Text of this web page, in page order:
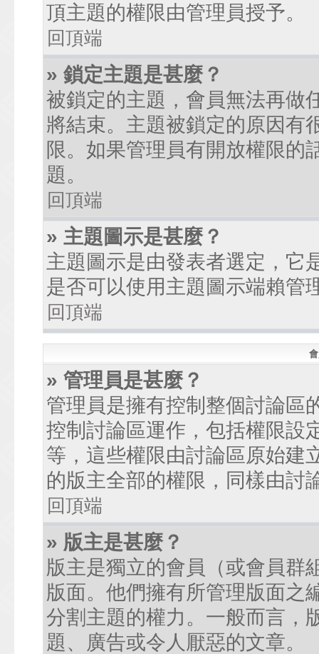
頂主題的權限由管理員授予。
回頂端
» 鎖定主題是甚麼？
被鎖定的主題，會員無法再做
將結束。主題被鎖定的原因有
限。如果管理員有開放權限的
題。
回頂端
» 主題圖示是甚麼？
主題圖示是由發表者選定，它
是否可以使用主題圖示端賴管
回頂端
» 管理員是甚麼？
管理員是擁有控制整個討論區
控制討論區運作，包括權限設
等，這些權限由討論區原始建
的版主全部的權限，同樣由討
回頂端
» 版主是甚麼？
版主是獨立的會員（或會員群
版面。他們擁有所管理版面之
分割主題的權力。一般而言，
題、廣告或令人厭惡的文章。